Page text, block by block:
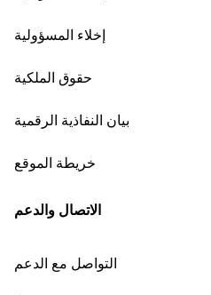
إخلاء المسؤولية
حقوق الملكية
بيان النفاذية الرقمية
خريطة الموقع
الاتصال والدعم
التواصل مع الدعم